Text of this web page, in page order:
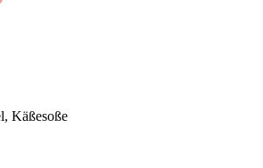
Käßesoße